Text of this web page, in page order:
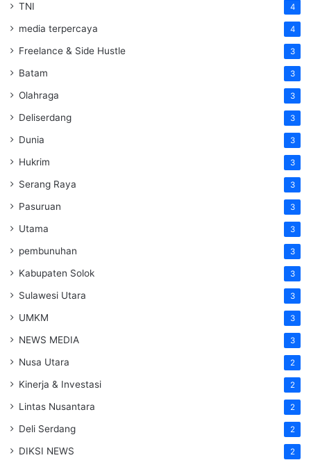
TNI 4
media terpercaya 4
Freelance & Side Hustle 3
Batam 3
Olahraga 3
Deliserdang 3
Dunia 3
Hukrim 3
Serang Raya 3
Pasuruan 3
Utama 3
pembunuhan 3
Kabupaten Solok 3
Sulawesi Utara 3
UMKM 3
NEWS MEDIA 3
Nusa Utara 2
Kinerja & Investasi 2
Lintas Nusantara 2
Deli Serdang 2
DIKSI NEWS 2